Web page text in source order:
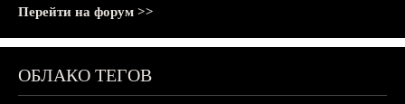
Перейти на форум >>
ОБЛАКО ТЕГОВ